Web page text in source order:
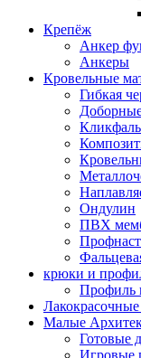
Крепёж
Анкер
Анкеры
Кровельные
Гибкая
Ондулин
ПВХ
крюки и
Профиль
Малые
Готовые